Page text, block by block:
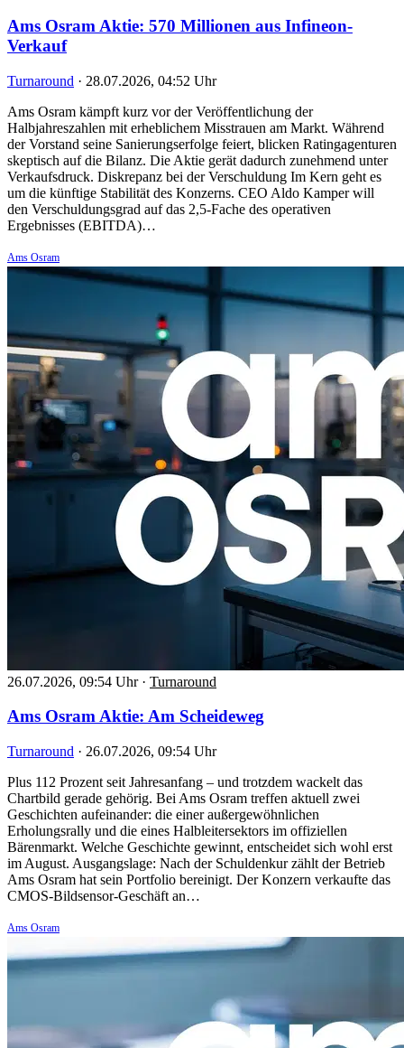
Ams Osram Aktie: 570 Millionen aus Infineon-
Verkauf
Turnaround · 28.07.2026, 04:52 Uhr
Ams Osram kämpft kurz vor der Veröffentlichung der
Halbjahreszahlen mit erheblichem Misstrauen am Markt. Während
der Vorstand seine Sanierungserfolge feiert, blicken Ratingagenturen
skeptisch auf die Bilanz. Die Aktie gerät dadurch zunehmend unter
Verkaufsdruck. Diskrepanz bei der Verschuldung Im Kern geht es
um die künftige Stabilität des Konzerns. CEO Aldo Kamper will
den Verschuldungsgrad auf das 2,5-Fache des operativen
Ergebnisses (EBITDA)…
Ams Osram
26.07.2026, 09:54 Uhr · Turnaround
Ams Osram Aktie: Am Scheideweg
Turnaround · 26.07.2026, 09:54 Uhr
Plus 112 Prozent seit Jahresanfang – und trotzdem wackelt das
Chartbild gerade gehörig. Bei Ams Osram treffen aktuell zwei
Geschichten aufeinander: die einer außergewöhnlichen
Erholungsrally und die eines Halbleitersektors im offiziellen
Bärenmarkt. Welche Geschichte gewinnt, entscheidet sich wohl erst
im August. Ausgangslage: Nach der Schuldenkur zählt der Betrieb
Ams Osram hat sein Portfolio bereinigt. Der Konzern verkaufte das
CMOS-Bildsensor-Geschäft an…
Ams Osram